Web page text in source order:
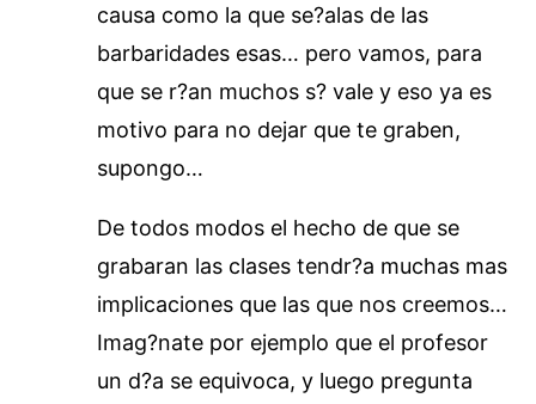
causa como la que se?alas de las
barbaridades esas… pero vamos, para
que se r?an muchos s? vale y eso ya es
motivo para no dejar que te graben,
supongo…
De todos modos el hecho de que se
grabaran las clases tendr?a muchas mas
implicaciones que las que nos creemos…
Imag?nate por ejemplo que el profesor
un d?a se equivoca, y luego pregunta